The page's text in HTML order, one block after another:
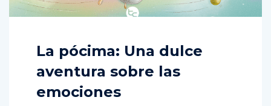
La pócima: Una dulce
aventura sobre las
emociones